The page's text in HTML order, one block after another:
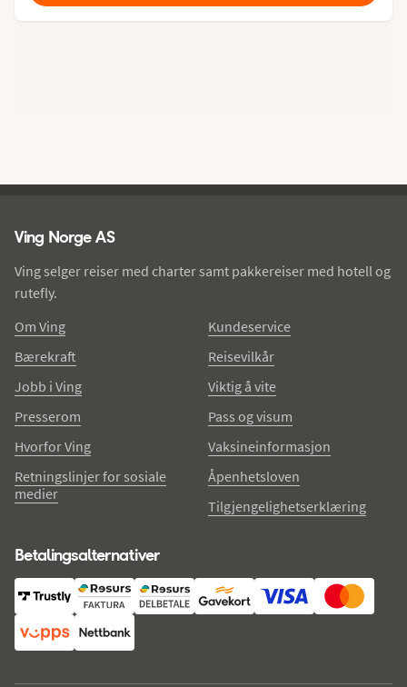
Ving Norge AS
Ving selger reiser med charter samt pakkereiser med hotell og
rutefly.
Om Ving
Bærekraft
Jobb i Ving
Presserom
Hvorfor Ving
Retningslinjer for sosiale
medier
Kundeservice
Reisevilkår
Viktig å vite
Pass og visum
Vaksineinformasjon
Åpenhetsloven
Tilgjengelighetserklæring
Betalingsalternativer